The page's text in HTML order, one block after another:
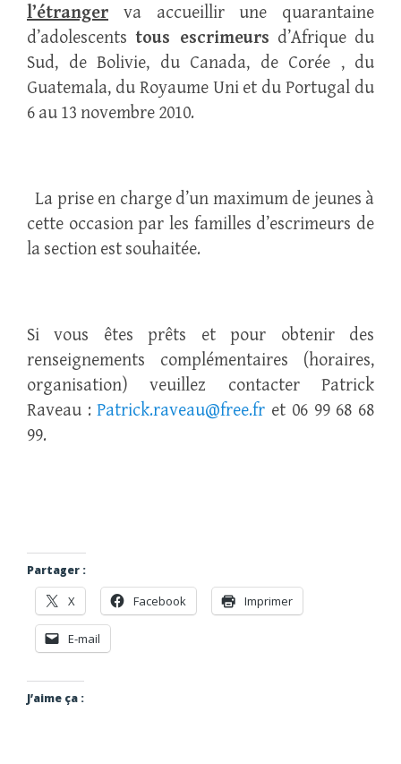
l’étranger va accueillir une quarantaine
d’adolescentstous escrimeurs d’Afrique du
Sud, de Bolivie, du Canada, de Corée , du
Guatemala, du Royaume Uni et du Portugal du
6 au 13 novembre 2010.
La prise en charge d’un maximum de jeunes à
cette occasion par les familles d’escrimeurs de
la section est souhaitée.
Si vous êtes prêts et pour obtenir des
renseignements complémentaires (horaires,
organisation) veuillez contacter Patrick
Raveau :Patrick.raveau@free.fr et 06 99 68 68
99.
Partager :
X Facebook Imprimer
E-mail
J’aime ça :